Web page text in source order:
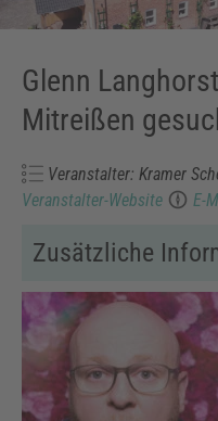
Glenn
Mitreißen
Veranstalter: Kramer
Veranstalter-Website
E-
Zusätzliche